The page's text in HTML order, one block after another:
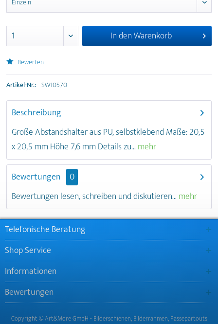
In denWarenkorb
Bewerten
Artikel-Nr.: SW10570
Beschreibung
Große Abstandshalter aus PU, selbstklebend Maße: 20,5
x 20,5 mm Höhe 7,6 mm Details zu... mehr
Bewertungen
0
Bewertungen lesen, schreiben und diskutieren... mehr
Telefonische Beratung
Shop Service
Informationen
Bewertungen
Copyright © Art&More GmbH - Bilderschienen, Bilderrahmen, Passepartouts